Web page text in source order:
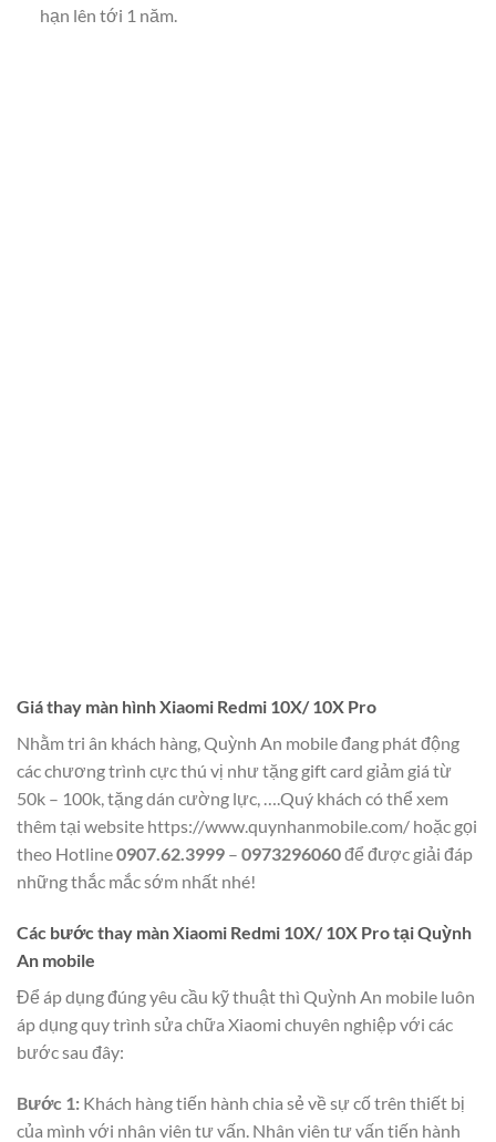
hạn lên tới 1 năm.
Giá thay màn hình Xiaomi Redmi 10X/ 10X Pro
Nhằm tri ân khách hàng, Quỳnh An mobile đang phát động
các chương trình cực thú vị như tặng gift card giảm giá từ
50k – 100k, tặng dán cường lực, ….Quý khách có thể xem
thêm tại website https://www.quynhanmobile.com/ hoặc gọi
theo Hotline0907.62.3999 – 0973296060để được giải đáp
những thắc mắc sớm nhất nhé!
Các bước thay màn Xiaomi Redmi 10X/ 10X Pro tại Quỳnh
An mobile
Để áp dụng đúng yêu cầu kỹ thuật thì Quỳnh An mobile luôn
áp dụng quy trình sửa chữa Xiaomi chuyên nghiệp với các
bước sau đây:
Bước 1: Khách hàng tiến hành chia sẻ về sự cố trên thiết bị
của mình với nhân viên tư vấn. Nhân viên tư vấn tiến hành